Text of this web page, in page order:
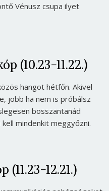
Vénusz csupa ilyet
(10.23-11.22.)
hangot hétfőn. Akivel
jobb ha nem is próbálsz
bosszantanád
mindenkit meggyőzni.
12.21.)